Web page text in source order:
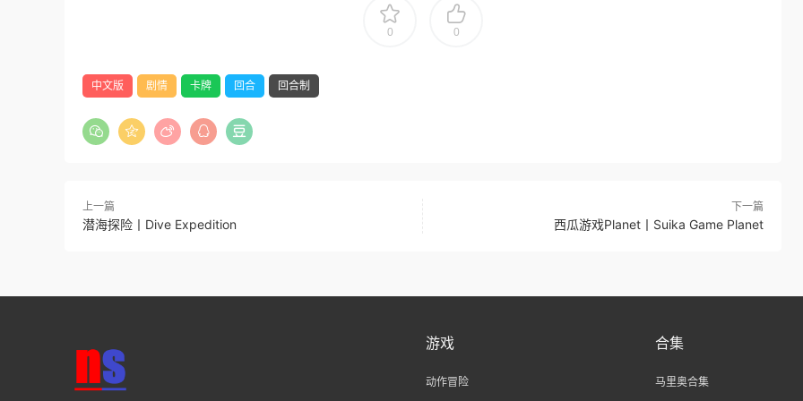
0 0
中文版 剧情 卡牌 回合 回合制
上一篇
潜海探险丨Dive Expedition
下一篇
西瓜游戏Planet丨Suika Game Planet
游戏
动作冒险
合集
马里奥合集